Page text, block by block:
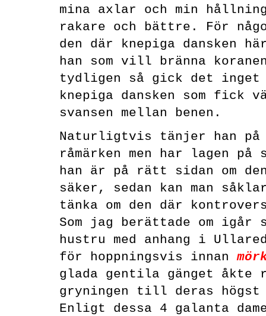
mina axlar och min
rakare och bättre. För
den där knepiga dansken
han som vill bränna
tydligen så gick det inget
knepiga dansken som fick
svansen mellan benen.
Naturligtvis tänjer han på
råmärken men har lagen
han är på rätt sidan om
säker, sedan kan man
tänka om den där
Som jag berättade om igår
hustru med anhang i Ullared
för hoppningsvis innan
glada gentila gänget åkte
gryningen till deras
Enligt dessa 4 galanta